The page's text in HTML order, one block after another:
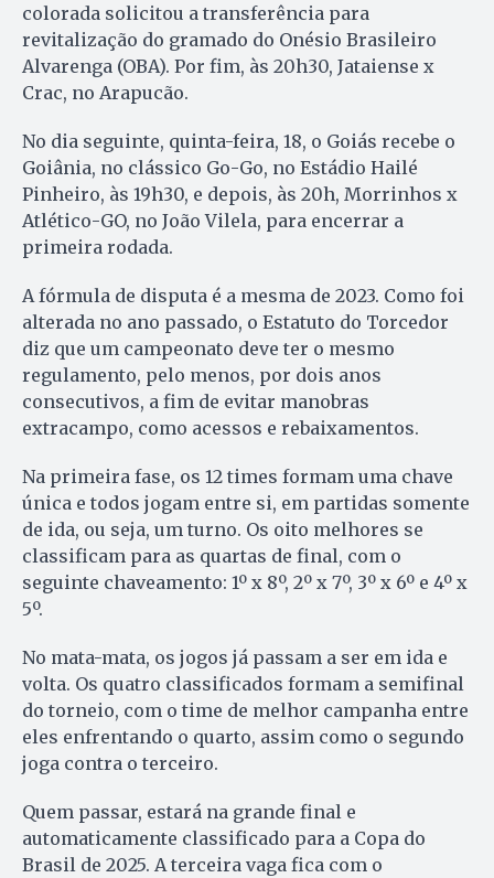
colorada solicitou a transferência para
revitalização do gramado do Onésio Brasileiro
Alvarenga (OBA). Por fim, às 20h30, Jataiense x
Crac, no Arapucão.
No dia seguinte, quinta-feira, 18, o Goiás recebe o
Goiânia, no clássico Go-Go, no Estádio Hailé
Pinheiro, às 19h30, e depois, às 20h, Morrinhos x
Atlético-GO, no João Vilela, para encerrar a
primeira rodada.
A fórmula de disputa é a mesma de 2023. Como foi
alterada no ano passado, o Estatuto do Torcedor
diz que um campeonato deve ter o mesmo
regulamento, pelo menos, por dois anos
consecutivos, a fim de evitar manobras
extracampo, como acessos e rebaixamentos.
Na primeira fase, os 12 times formam uma chave
única e todos jogam entre si, em partidas somente
de ida, ou seja, um turno. Os oito melhores se
classificam para as quartas de final, com o
seguinte chaveamento: 1º x 8º, 2º x 7º, 3º x 6º e 4º x
5º.
No mata-mata, os jogos já passam a ser em ida e
volta. Os quatro classificados formam a semifinal
do torneio, com o time de melhor campanha entre
eles enfrentando o quarto, assim como o segundo
joga contra o terceiro.
Quem passar, estará na grande final e
automaticamente classificado para a Copa do
Brasil de 2025. A terceira vaga fica com o